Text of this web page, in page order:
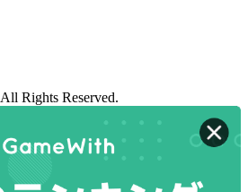
All Rights Reserved.